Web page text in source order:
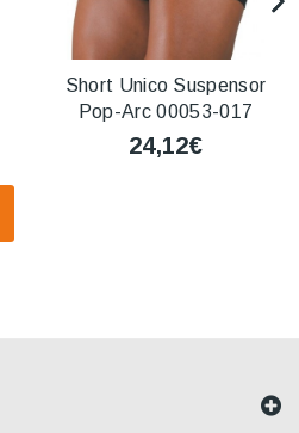
Short Unico Suspensor
Pop-Arc 00053-017
24,12€